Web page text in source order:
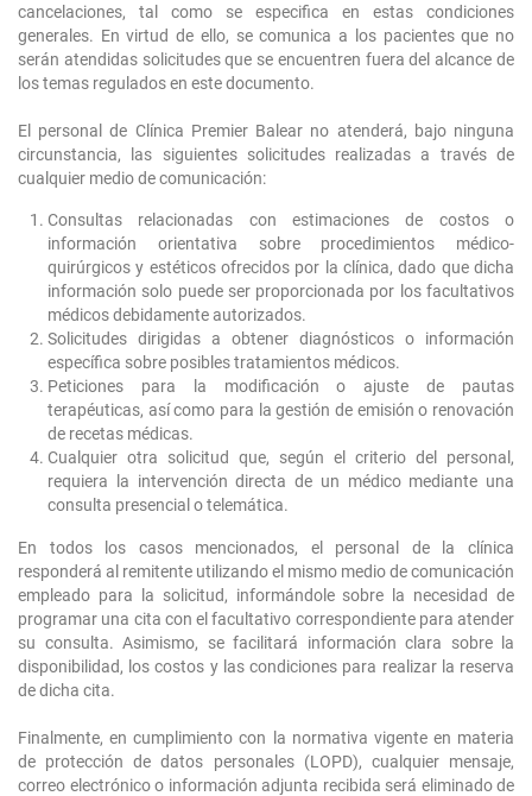
cancelaciones, tal como se especifica en estas condiciones
generales. En virtud de ello, se comunica a los pacientes que no
serán atendidas solicitudes que se encuentren fuera del alcance de
los temas regulados en este documento.
El personal de Clínica Premier Balear no atenderá, bajo ninguna
circunstancia, las siguientes solicitudes realizadas a través de
cualquier medio de comunicación:
Consultas relacionadas con estimaciones de costos o
información orientativa sobre procedimientos médico-
quirúrgicos y estéticos ofrecidos por la clínica, dado que dicha
información solo puede ser proporcionada por los facultativos
médicos debidamente autorizados.
Solicitudes dirigidas a obtener diagnósticos o información
específica sobre posibles tratamientos médicos.
Peticiones para la modificación o ajuste de pautas
terapéuticas, así como para la gestión de emisión o renovación
de recetas médicas.
Cualquier otra solicitud que, según el criterio del personal,
requiera la intervención directa de un médico mediante una
consulta presencial o telemática.
En todos los casos mencionados, el personal de la clínica
responderá al remitente utilizando el mismo medio de comunicación
empleado para la solicitud, informándole sobre la necesidad de
programar una cita con el facultativo correspondiente para atender
su consulta. Asimismo, se facilitará información clara sobre la
disponibilidad, los costos y las condiciones para realizar la reserva
de dicha cita.
Finalmente, en cumplimiento con la normativa vigente en materia
de protección de datos personales (LOPD), cualquier mensaje,
correo electrónico o información adjunta recibida será eliminado de